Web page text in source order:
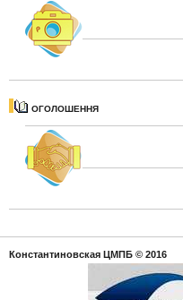
ОГОЛОШЕННЯ
Константиновская ЦМПБ © 2016